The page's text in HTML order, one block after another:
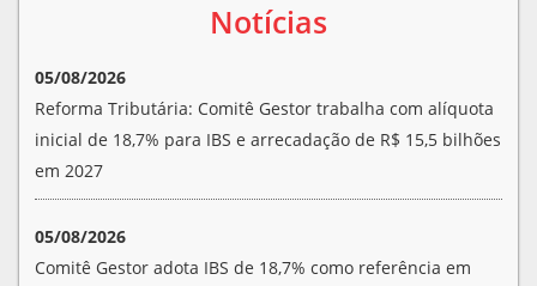
Notícias
05/08/2026
Reforma Tributária: Comitê Gestor trabalha com alíquota
inicial de 18,7% para IBS e arrecadação de R$ 15,5 bilhões
em 2027
05/08/2026
Comitê Gestor adota IBS de 18,7% como referência em